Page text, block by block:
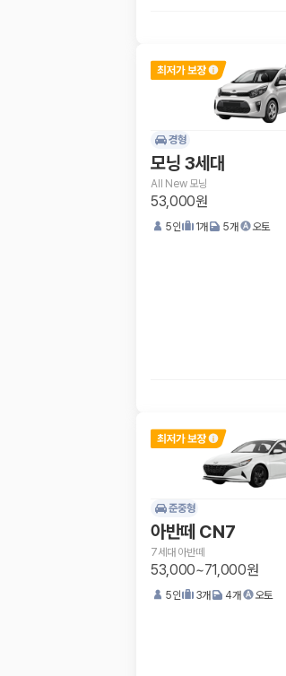
경형
모닝 3세대
All New 모닝
53,000원
5인 1개 5개 오토
준중형
아반떼 CN7
7세대 아반떼
53,000~71,000원
5인 3개 4개 오토